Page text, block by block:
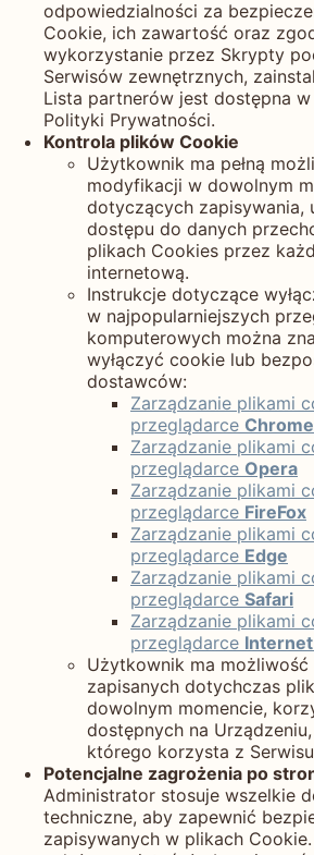
odpowiedzialności za
Cookie, ich zawartość oraz
wykorzystanie przez Skrypty
Serwisów zewnętrznych,
Lista partnerów jest dostępna
Polityki Prywatności.
Kontrola plików Cookie
Użytkownik ma pełną
modyfikacji w dowolnym
dotyczących zapisywania,
dostępu do danych
plikach Cookies przez
internetową.
Instrukcje dotyczące
w najpopularniejszych
komputerowych można
wyłączyć cookie lub
dostawców:
Zarządzanie plikami
przeglądarce Chrome
Zarządzanie plikami
przeglądarce Opera
Zarządzanie plikami
przeglądarce FireFox
Zarządzanie plikami
przeglądarce Edge
Zarządzanie plikami
przeglądarce Safari
Zarządzanie plikami
przeglądarce Internet
Użytkownik ma możliwość
zapisanych dotychczas
dowolnym momencie,
dostępnych na
którego korzysta z
Potencjalne zagrożenia po
Administrator stosuje wszelkie
techniczne, aby zapewnić
zapisywanych w plikach